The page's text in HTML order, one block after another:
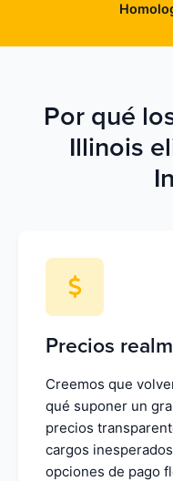
Por qué
Illinois
Precios
Creemos que
qué suponer un
precios
cargos
opciones de pago